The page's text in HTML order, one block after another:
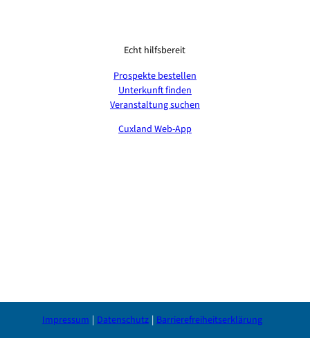
Echt hilfsbereit
Prospekte bestellen
Unterkunft finden
Veranstaltung suchen
Cuxland Web-App
Impressum Datenschutz Barrierefreiheitserklärung